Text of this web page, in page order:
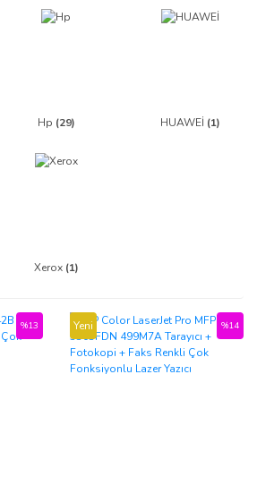
Hp (29) HUAWEİ (1)
Xerox (1)
%13 Yeni %14